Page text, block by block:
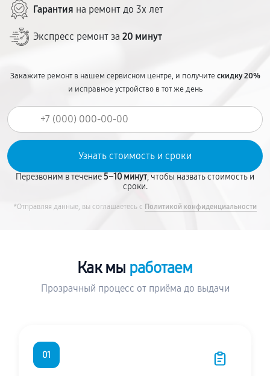
Гарантия на ремонт до 3х лет
Экспресс ремонт за 20 минут
Закажите ремонт в нашем сервисном центре, и получитескидку 20%
и исправное устройство в тот же день
Перезвоним в течение 5–10 минут, чтобы назвать стоимость и
сроки.
*Отправляя данные, вы соглашаетесь с Политикой конфиденциальности
Как мы работаем
Прозрачный процесс от приёма до выдачи
01